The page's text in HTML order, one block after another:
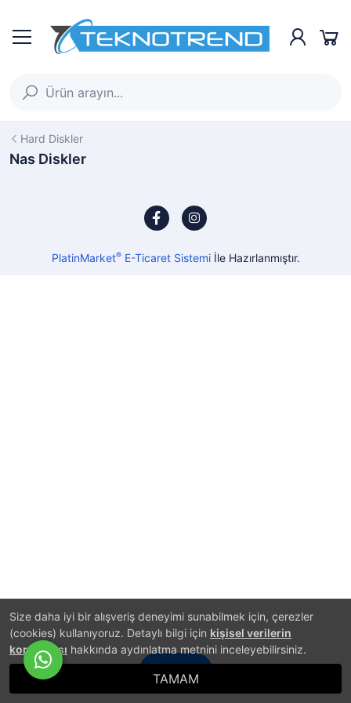
Size daha iyi bir alışveriş deneyimi sunabilmek için, çerezler
(cookies) kullanıyoruz. Detaylı bilgi için kişisel verilerin
korunması hakkında aydınlatma metnini inceleyebilirsiniz.
TAMAM
Hard Diskler
Nas Diskler
İletişim
PlatinMarket®E-Ticaret Sistemiİle Hazırlanmıştır.